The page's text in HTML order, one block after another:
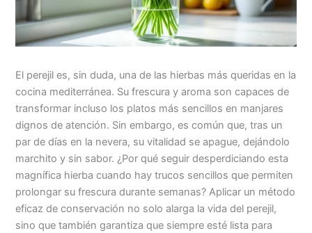
El perejil es, sin duda, una de las hierbas más queridas en la
cocina mediterránea. Su frescura y aroma son capaces de
transformar incluso los platos más sencillos en manjares
dignos de atención. Sin embargo, es común que, tras un
par de días en la nevera, su vitalidad se apague, dejándolo
marchito y sin sabor. ¿Por qué seguir desperdiciando esta
magnífica hierba cuando hay trucos sencillos que permiten
prolongar su frescura durante semanas? Aplicar un método
eficaz de conservación no solo alarga la vida del perejil,
sino que también garantiza que siempre esté lista para